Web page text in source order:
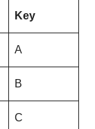
Key
A
B
C